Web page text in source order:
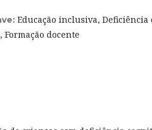
Educação inclusiva, Deficiência
Formação docente